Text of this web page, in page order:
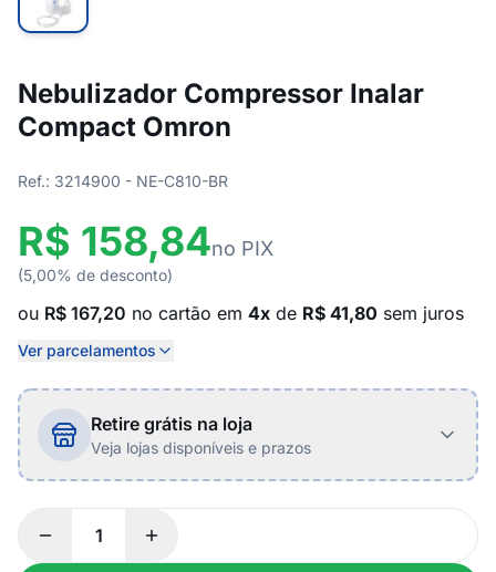
Nebulizador Compressor Inalar
Compact Omron
Ref.: 3214900 - NE-C810-BR
R$ 158,84no PIX
(5,00% de desconto)
ou R$ 167,20 no cartão em 4x de R$ 41,80 sem juros
Ver parcelamentos
Retire grátis na loja
Veja lojas disponíveis e prazos